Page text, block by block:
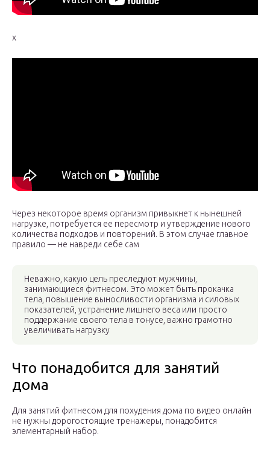
x
Через некоторое время организм привыкнет к нынешней
нагрузке, потребуется ее пересмотр и утверждение нового
количества подходов и повторений. В этом случае главное
правило — не навреди себе сам
Неважно, какую цель преследуют мужчины,
занимающиеся фитнесом. Это может быть прокачка
тела, повышение выносливости организма и силовых
показателей, устранение лишнего веса или просто
поддержание своего тела в тонусе, важно грамотно
увеличивать нагрузку
Что понадобится для занятий
дома
Для занятий фитнесом для похудения дома по видео онлайн
не нужны дорогостоящие тренажеры, понадобится
элементарный набор.